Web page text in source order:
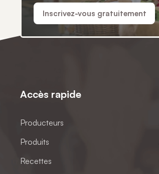
Inscrivez-vous gratuitement
Accès rapide
Producteurs
Produits
Recettes